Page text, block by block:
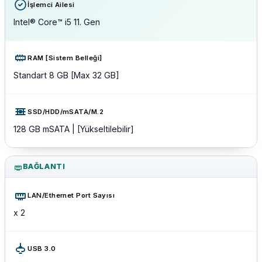
İşlemci Ailesi
Intel® Core™ i5 11. Gen
RAM [Sistem Belleği]
Standart 8 GB [Max 32 GB]
SSD/HDD/mSATA/M.2
128 GB mSATA | [Yükseltilebilir]
BAĞLANTI
LAN/Ethernet Port Sayısı
x 2
USB 3.0